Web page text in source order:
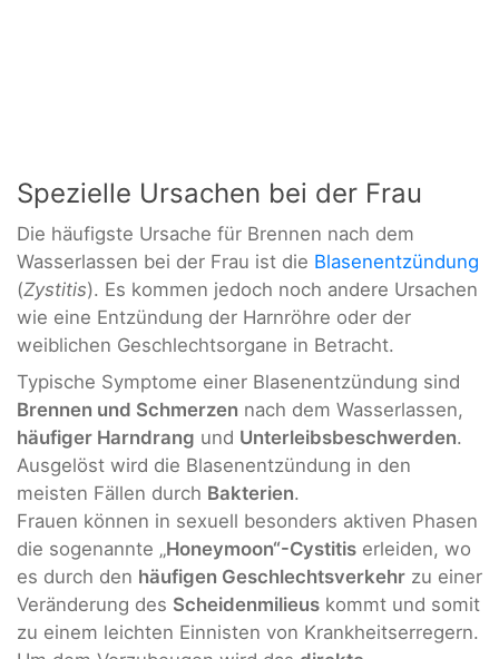
Spezielle Ursachen bei der Frau
Die häufigste Ursache für Brennen nach dem
Wasserlassen bei der Frau ist die Blasenentzündung
(Zystitis). Es kommen jedoch noch andere Ursachen
wie eine Entzündung der Harnröhre oder der
weiblichen Geschlechtsorgane in Betracht.
Typische Symptome einer Blasenentzündung sind
Brennen und Schmerzen nach dem Wasserlassen,
häufiger Harndrang und Unterleibsbeschwerden.
Ausgelöst wird die Blasenentzündung in den
meisten Fällen durch Bakterien.
Frauen können in sexuell besonders aktiven Phasen
die sogenannte „Honeymoon“-Cystitis erleiden, wo
es durch den häufigen Geschlechtsverkehr zu einer
Veränderung des Scheidenmilieus kommt und somit
zu einem leichten Einnisten von Krankheitserregern.